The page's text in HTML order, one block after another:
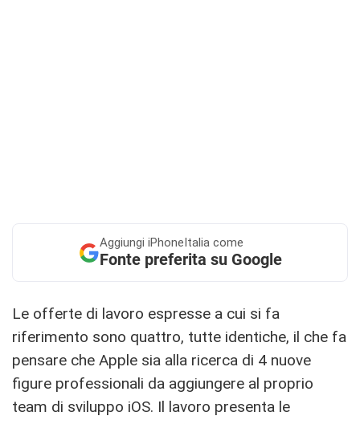
Aggiungi iPhoneItalia come
Fonte preferita su Google
Le offerte di lavoro espresse a cui si fa
riferimento sono quattro, tutte identiche, il che fa
pensare che Apple sia alla ricerca di 4 nuove
figure professionali da aggiungere al proprio
team di sviluppo iOS. Il lavoro presenta le